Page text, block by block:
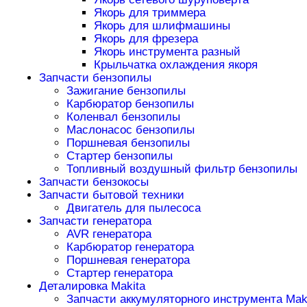
Якорь для триммера
Якорь для шлифмашины
Якорь для фрезера
Якорь инструмента разный
Крыльчатка охлаждения якоря
Запчасти бензопилы
Зажигание бензопилы
Карбюратор бензопилы
Коленвал бензопилы
Маслонасос бензопилы
Поршневая бензопилы
Стартер бензопилы
Топливный воздушный фильтр бензопилы
Запчасти бензокосы
Запчасти бытовой техники
Двигатель для пылесоса
Запчасти генератора
AVR генератора
Карбюратор генератора
Поршневая генератора
Стартер генератора
Деталировка Makita
Запчасти аккумуляторного инструмента